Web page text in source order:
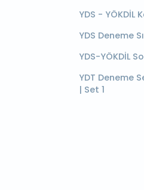
YDS - YÖKDİL
YDS Deneme
YDS-YÖKDİL
YDT Deneme
| Set 1